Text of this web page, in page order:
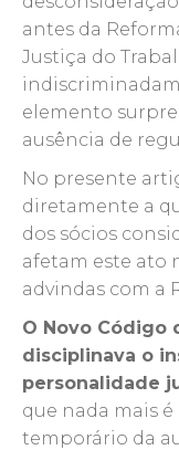
antes da
Justiça do
elemento
ausência de
No presente
diretamente a
dos sócios
afetam este ato
advindas com a
O Novo Código
disciplinava o
personalidade
que nada mais
temporário da